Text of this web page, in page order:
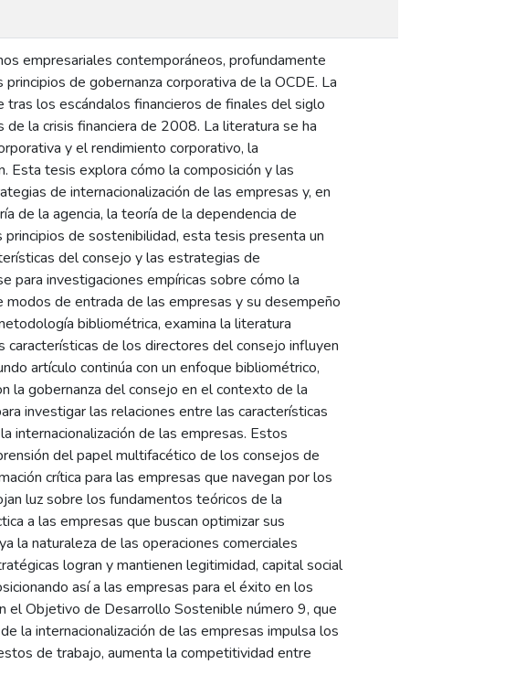
empresariales contemporáneos, profundamente
de gobernanza corporativa de la OCDE. La
tras los escándalos financieros de finales del siglo
la crisis financiera de 2008. La literatura se ha
y el rendimiento corporativo, la
Esta tesis explora cómo la composición y las
de internacionalización de las empresas y, en
de la agencia, la teoría de la dependencia de
de sostenibilidad, esta tesis presenta un
del consejo y las estrategias de
para investigaciones empíricas sobre cómo la
de entrada de las empresas y su desempeño
bibliométrica, examina la literatura
de los directores del consejo influyen
artículo continúa con un enfoque bibliométrico,
la gobernanza del consejo en el contexto de la
investigar las relaciones entre las características
internacionalización de las empresas. Estos
del papel multifacético de los consejos de
crítica para las empresas que navegan por los
luz sobre los fundamentos teóricos de la
a las empresas que buscan optimizar sus
la naturaleza de las operaciones comerciales
logran y mantienen legitimidad, capital social
así a las empresas para el éxito en los
el Objetivo de Desarrollo Sostenible número 9, que
la internacionalización de las empresas impulsa los
de trabajo, aumenta la competitividad entre